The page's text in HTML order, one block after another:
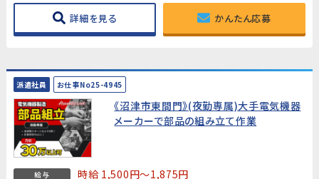
詳細を見る かんたん応募
派遣社員 お仕事No25-4945
《沼津市東間門》(夜勤専属)大手電気機器
メーカーで部品の組み立て作業
給与 時給 1,500円～1,875円